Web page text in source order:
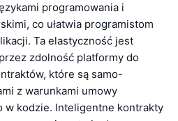
programowania i
co ułatwia programistom
Ta elastyczność jest
zdolność platformy do
które są samo-
z warunkami umowy
w kodzie. Inteligentne kontrakty